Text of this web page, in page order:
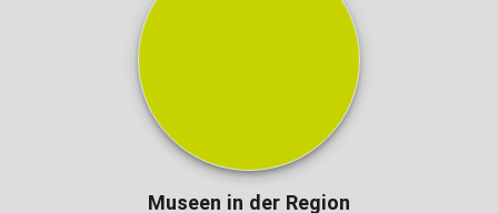
Museen in der Region